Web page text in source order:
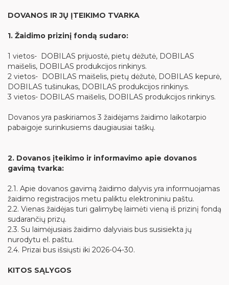
‍DOVANOS IR JŲ ĮTEIKIMO TVARKA
1. Žaidimo prizinį fondą sudaro:
1 vietos- DOBILAS prijuostė, pietų dėžutė, DOBILAS
maišelis, DOBILAS produkcijos rinkinys.
2 vietos- DOBILAS maišelis, pietų dėžutė, DOBILAS kepurė,
DOBILAS tušinukas, DOBILAS produkcijos rinkinys.
3 vietos- DOBILAS maišelis, DOBILAS produkcijos rinkinys.
Dovanos yra paskiriamos 3 žaidėjams žaidimo laikotarpio
pabaigoje surinkusiems daugiausiai taškų.
2. Dovanos įteikimo ir informavimo apie dovanos
gavimą tvarka:
2.1. Apie dovanos gavimą žaidimo dalyvis yra informuojamas
žaidimo registracijos metu paliktu elektroniniu paštu.
2.2. Vienas žaidėjas turi galimybę laimėti vieną iš prizinį fondą
sudarančių prizų.
2.3. Su laimėjusiais žaidimo dalyviais bus susisiekta jų
nurodytu el. paštu.
2.4. Prizai bus išsiųsti iki 2026-04-30.
KITOS SĄLYGOS